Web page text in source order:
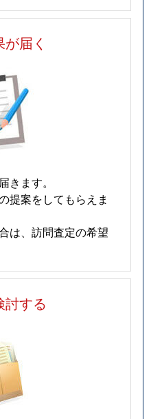
届く
きます。
提案をしてもらえま
は、訪問査定の希望
討する